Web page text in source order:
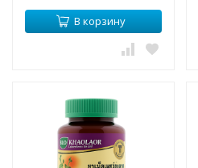
В корзину